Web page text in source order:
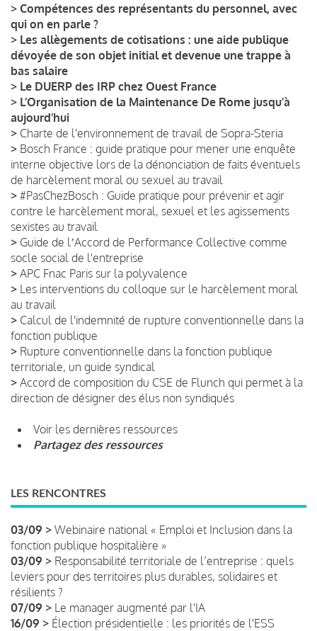
> Compétences des représentants du personnel, avec
qui on en parle ?
> Les allègements de cotisations : une aide publique
dévoyée de son objet initial et devenue une trappe à
bas salaire
> Le DUERP des IRP chez Ouest France
> L’Organisation de la Maintenance De Rome jusqu’à
aujourd’hui
> Charte de l'environnement de travail de Sopra-Steria
> Bosch France : guide pratique pour mener une enquête
interne objective lors de la dénonciation de faits éventuels
de harcèlement moral ou sexuel au travail
> #PasChezBosch : Guide pratique pour prévenir et agir
contre le harcèlement moral, sexuel et les agissements
sexistes au travail
> Guide de lʼAccord de Performance Collective comme
socle social de l'entreprise
> APC Fnac Paris sur la polyvalence
> Les interventions du colloque sur le harcèlement moral
au travail
> Calcul de l'indemnité de rupture conventionnelle dans la
fonction publique
> Rupture conventionnelle dans la fonction publique
territoriale, un guide syndical
> Accord de composition du CSE de Flunch qui permet à la
direction de désigner des élus non syndiqués
Voir les dernières ressources
Partagez des ressources
LES RENCONTRES
03/09 > Webinaire national « Emploi et Inclusion dans la
fonction publique hospitalière »
03/09 > Responsabilité territoriale de l’entreprise : quels
leviers pour des territoires plus durables, solidaires et
résilients ?
07/09 > Le manager augmenté par l'IA
16/09 > Élection présidentielle : les priorités de l'ESS